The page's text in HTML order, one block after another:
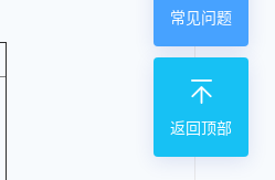
常见问题
返回顶部